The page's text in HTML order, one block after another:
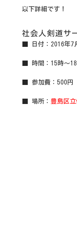
以下詳細です！
社会人剣道サ
■ 日付：2016年7
■ 時間：15時～
■ 参加費：500円
■ 場所： 豊島区立